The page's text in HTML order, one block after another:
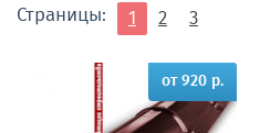
Страницы: 1 2 3
от 920 р.